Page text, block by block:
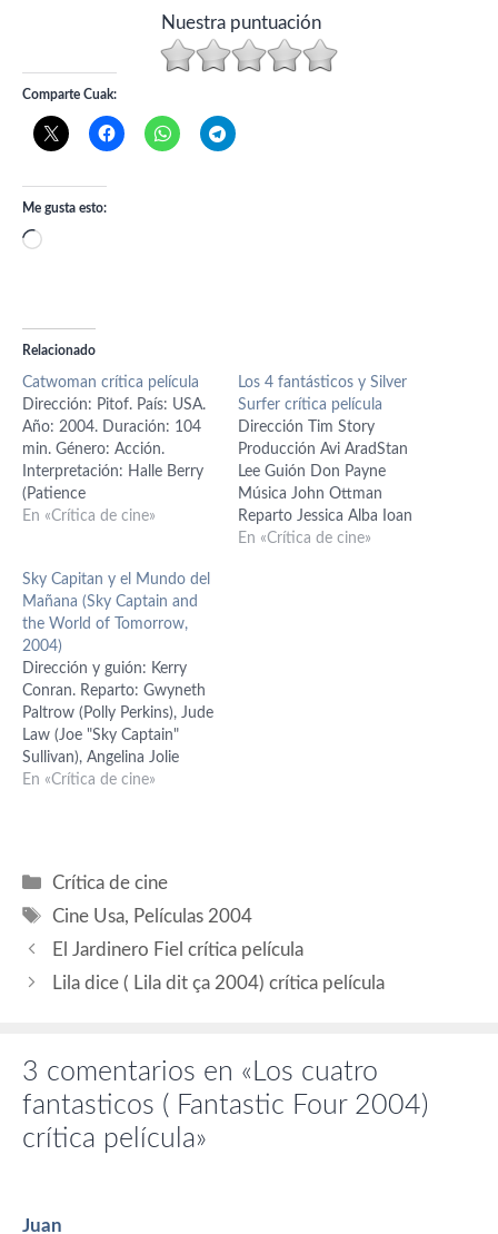
Nuestra puntuación
Comparte Cuak:
Me gusta esto:
Cargando...
Relacionado
Catwoman crítica película
Dirección: Pitof. País: USA.
Año: 2004. Duración: 104
min. Género: Acción.
Interpretación: Halle Berry
(Patience
Phillips/Catwoman),
(Laurel Hedare), Lambert
Wilson (George Hedare),
Frances Conroy (Ophelia
Powers), Alex Borstein
(Sally), Michael Masee
(Armando), Byron Mann
(Wesley), Kim Smith (Drina),
Christopher Heyerdahl
(Rocker). Guión: John…
En «Crítica de cine»
Los 4 fantásticos y Silver
Surfer crítica película
Dirección Tim Story
Producción Avi AradStan
Lee Guión Don Payne
Música John Ottman
Reparto Jessica Alba Ioan
Gruffudd Michael Chiklis
En «Crítica de cine»
Sky Capitan y el Mundo del
Mañana (Sky Captain and
the World of Tomorrow,
2004)
Dirección y guión: Kerry
Conran. Reparto: Gwyneth
Paltrow (Polly Perkins), Jude
Law (Joe "Sky Captain"
Sullivan), Angelina Jolie
(Capitana Franky Cook),
misteriosa), Omid Djalili
(Kaji), Sir Laurence Olivier
Baxter (Dr. Walter
Jennings), Julian Curry (Dr.…
En «Crítica de cine»
Categorías
Crítica de cine
Etiquetas
Cine Usa, Películas 2004
El Jardinero Fiel crítica película
Lila dice ( Lila dit ça 2004) crítica película
3 comentarios en «Los cuatro
fantasticos ( Fantastic Four 2004)
crítica película»
Juan